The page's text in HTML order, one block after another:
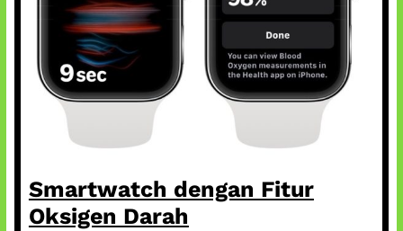
Smartwatch dengan Fitur
Oksigen Darah